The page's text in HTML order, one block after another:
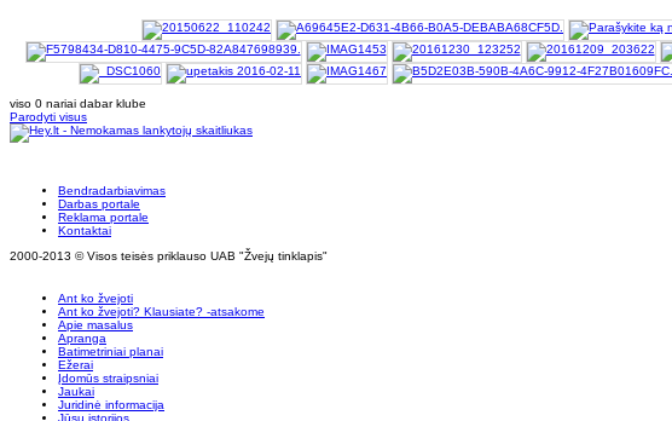
viso 0 nariai dabar klube
Parodyti visus
Bendradarbiavimas
Darbas portale
Reklama portale
Kontaktai
2000-2013 © Visos teisės priklauso UAB "Žvejų tinklapis"
Ant ko žvejoti
Ant ko žvejoti? Klausiate? -atsakome
Apie masalus
Apranga
Batimetriniai planai
Ežerai
Įdomūs straipsniai
Jaukai
Juridinė informacija
Jūsų istorijos